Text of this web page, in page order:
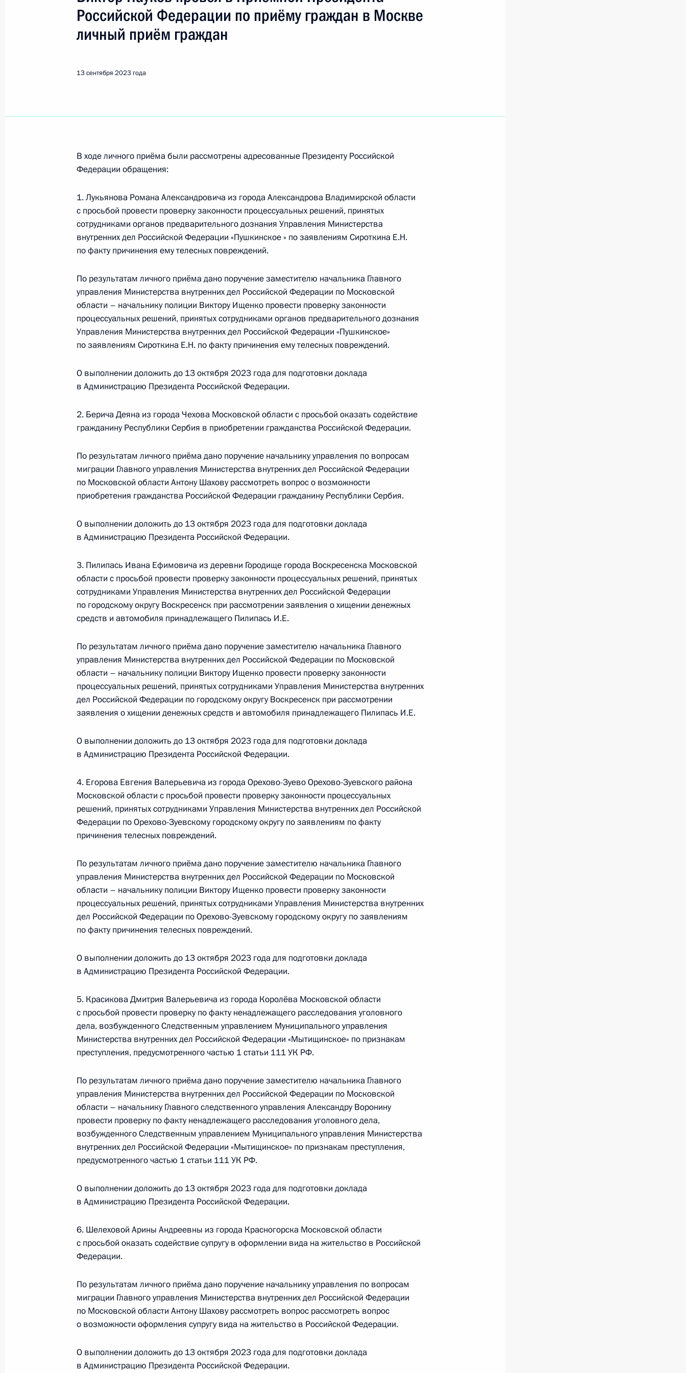
30 июля, четверг
Управления Президента Российской Федерации по общественным связям
конференц-связи
17 мая 2024 года по поручению Президента Российской Федерации Московский
межрегиональный транспортный прокурор Константин Букреев провел в Приёмной
Президента Российской Федерации по приёму граждан в Москве личный приём
граждан
12 октября 2023 года, четверг
Исполнены поручения, данные по результатам личного приёма, проведённого
по поручению Президента Российской Федерации начальником Главного
области Виктором Пауковым в Приёмной Президента Российской Федерации
по приёму граждан в Москве 13 сентября 2023 года
13 сентября 2023 года по поручению Президента Российской Федерации
начальник Главного управления Министерства внутренних дел Российской
Федерации по Московской области Виктор Пауков провел в Приёмной Президента
13 сентября 2023 года, 18:31
2 сентября 2022 года, пятница
О ходе исполнения поручения, данного по итогам личного приёма в режиме видео-
конференц-связи жительницы Владимирской области, проведённого по поручению
Президента Российской Федерации начальником Управления Президента
Российской Федерации по работе с обращениями граждан и организаций
Михаилом Михайловским в Приёмной Президента Российской Федерации
по приёму граждан в Москве 14 июля 2022 года
2 сентября 2022 года, 21:28
14 июля 2022 года по поручению Президента Российской Федерации начальник
и организаций Михаил Михайловский провёл в Приёмной Президента Российской
Федерации по приёму граждан в Москве личный приём граждан в режиме видео-
конференц-связи
14 июля 2022 года, 20:36
7 октября 2021 года, четверг
Исполнено поручение (меры приняты), данное по итогам личного приёма в режиме
видео-конференц-связи жителя Владимирской области, проведённого
по поручению Президента Российской Федерации начальником Управления
Президента Российской Федерации по внешней политике Игорем Неверовым
6 июля 2021 года
5 октября 2021 года, вторник
О ходе исполнения поручения, данного по итогам личного приёма в режиме видео-
Президента Российской Федерации начальником Управления Президента
Российской Федерации по внешней политике Игорем Неверовым в Приёмной
Президента Российской Федерации по приёму граждан в Москве 6 июля 2021 года
5 октября 2021 года, 19:01
6 июля 2021 года по поручению Президента Российской Федерации начальник
Управления Президента Российской Федерации по внешней политике Игорь
в Москве личный приём граждан в режиме видео-конференц-связи
22 марта 2019 года, пятница
22 марта 2019 года по поручению Президента Российской Федерации
на транспорте Следственного комитета Российской Федерации Сергей Вазюлин
провел в Приёмной Президента Российской Федерации по приёму граждан
Российской Федерации по приёму граждан в Москве
личный приём граждан
13 сентября 2023 года
В ходе личного приёма были рассмотрены адресованные Президенту Российской
Федерации обращения:
1. Лукьянова Романа Александровича из города Александрова Владимирской области
с просьбой провести проверку законности процессуальных решений, принятых
сотрудниками органов предварительного дознания Управления Министерства
внутренних дел Российской Федерации «Пушкинское » по заявлениям Сироткина Е.Н.
по факту причинения ему телесных повреждений.
По результатам личного приёма дано поручение заместителю начальника Главного
управления Министерства внутренних дел Российской Федерации по Московской
области – начальнику полиции Виктору Ищенко провести проверку законности
процессуальных решений, принятых сотрудниками органов предварительного дознания
Управления Министерства внутренних дел Российской Федерации «Пушкинское»
по заявлениям Сироткина Е.Н. по факту причинения ему телесных повреждений.
О выполнении доложить до 13 октября 2023 года для подготовки доклада
в Администрацию Президента Российской Федерации.
2. Берича Деяна из города Чехова Московской области с просьбой оказать содействие
гражданину Республики Сербия в приобретении гражданства Российской Федерации.
По результатам личного приёма дано поручение начальнику управления по вопросам
миграции Главного управления Министерства внутренних дел Российской Федерации
по Московской области Антону Шахову рассмотреть вопрос о возможности
приобретения гражданства Российской Федерации гражданину Республики Сербия.
О выполнении доложить до 13 октября 2023 года для подготовки доклада
в Администрацию Президента Российской Федерации.
3. Пилипась Ивана Ефимовича из деревни Городище города Воскресенска Московской
области с просьбой провести проверку законности процессуальных решений, принятых
сотрудниками Управления Министерства внутренних дел Российской Федерации
по городскому округу Воскресенск при рассмотрении заявления о хищении денежных
средств и автомобиля принадлежащего Пилипась И.Е.
По результатам личного приёма дано поручение заместителю начальника Главного
управления Министерства внутренних дел Российской Федерации по Московской
области – начальнику полиции Виктору Ищенко провести проверку законности
процессуальных решений, принятых сотрудниками Управления Министерства внутренних
дел Российской Федерации по городскому округу Воскресенск при рассмотрении
заявления о хищении денежных средств и автомобиля принадлежащего Пилипась И.Е.
О выполнении доложить до 13 октября 2023 года для подготовки доклада
в Администрацию Президента Российской Федерации.
4. Егорова Евгения Валерьевича из города Орехово-Зуево Орехово-Зуевского района
Московской области с просьбой провести проверку законности процессуальных
решений, принятых сотрудниками Управления Министерства внутренних дел Российской
Федерации по Орехово-Зуевскому городскому округу по заявлениям по факту
причинения телесных повреждений.
По результатам личного приёма дано поручение заместителю начальника Главного
управления Министерства внутренних дел Российской Федерации по Московской
области – начальнику полиции Виктору Ищенко провести проверку законности
процессуальных решений, принятых сотрудниками Управления Министерства внутренних
дел Российской Федерации по Орехово-Зуевскому городскому округу по заявлениям
по факту причинения телесных повреждений.
О выполнении доложить до 13 октября 2023 года для подготовки доклада
в Администрацию Президента Российской Федерации.
5. Красикова Дмитрия Валерьевича из города Королёва Московской области
с просьбой провести проверку по факту ненадлежащего расследования уголовного
дела, возбужденного Следственным управлением Муниципального управления
Министерства внутренних дел Российской Федерации «Мытищинское» по признакам
преступления, предусмотренного частью 1 статьи 111 УК РФ.
По результатам личного приёма дано поручение заместителю начальника Главного
управления Министерства внутренних дел Российской Федерации по Московской
области – начальнику Главного следственного управления Александру Воронину
провести проверку по факту ненадлежащего расследования уголовного дела,
возбужденного Следственным управлением Муниципального управления Министерства
внутренних дел Российской Федерации «Мытищинское» по признакам преступления,
предусмотренного частью 1 статьи 111 УК РФ.
О выполнении доложить до 13 октября 2023 года для подготовки доклада
в Администрацию Президента Российской Федерации.
6. Шелеховой Арины Андреевны из города Красногорска Московской области
с просьбой оказать содействие супругу в оформлении вида на жительство в Российской
Федерации.
По результатам личного приёма дано поручение начальнику управления по вопросам
миграции Главного управления Министерства внутренних дел Российской Федерации
по Московской области Антону Шахову рассмотреть вопрос рассмотреть вопрос
о возможности оформления супругу вида на жительство в Российской Федерации.
О выполнении доложить до 13 октября 2023 года для подготовки доклада
в Администрацию Президента Российской Федерации.